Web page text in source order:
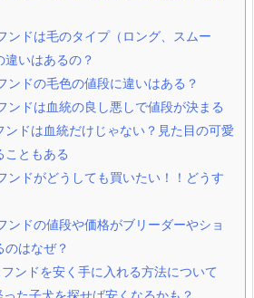
ンドは毛のタイプ（ロング、スムー
違いはあるの？
ンドの毛色の値段に違いはある？
ンドは血統の良し悪しで値段が決まる
ンドは血統だけじゃない？見た目の可愛
こともある
ンドがどうしても買いたい！！どうす
ンドの値段や価格がブリーダーやショ
のはなぜ？
ンドを安く手に入れる方法について